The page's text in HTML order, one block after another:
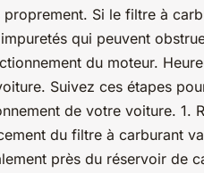
proprement. Si le filtre à
qui peuvent
du moteur.
Suivez ces étapes
de votre voiture. 1.
du filtre à carburant
près du réservoir de